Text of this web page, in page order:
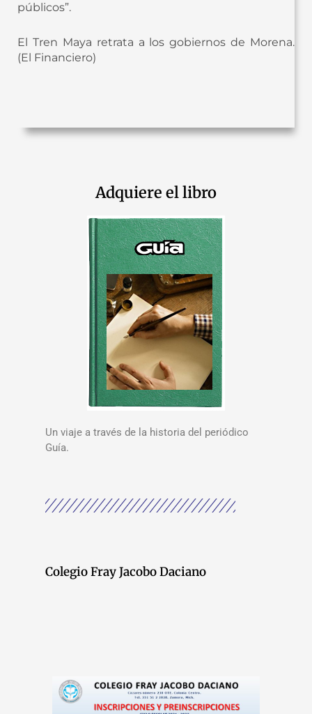
públicos”.
El Tren Maya retrata a los gobiernos de Morena.
(El Financiero)
Adquiere el libro
Un viaje a través de la historia del periódico
Guía.
Colegio Fray Jacobo Daciano